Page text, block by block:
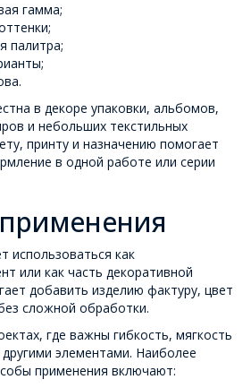
гамма;
палитра;
в декоре упаковки, альбомов,
и небольших текстильных
принту и назначению помогает
в одной работе или серии
использоваться как
или как часть декоративной
добавить изделию фактуру, цвет
сложной обработки.
где важны гибкость, мягкость
элементами. Наиболее
применения включают: